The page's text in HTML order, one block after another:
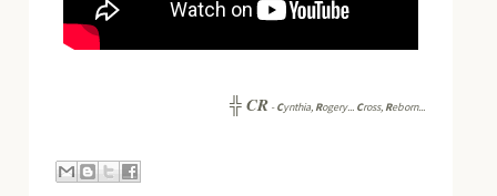
╬CR -Cynthia, Rogery... Cross, Reborn...